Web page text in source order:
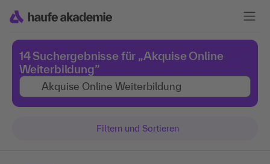
14 Suchergebnisse für „Akquise Online
Weiterbildung”
Filtern und Sortieren